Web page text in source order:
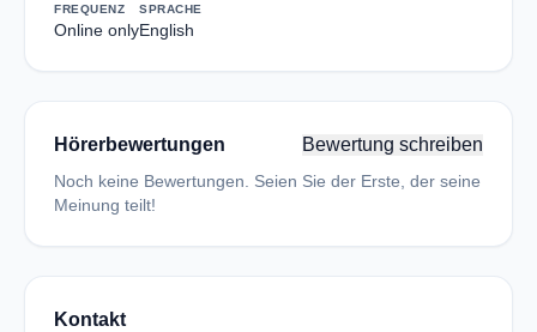
FREQUENZ
Online only
SPRACHE
English
Hörerbewertungen Bewertung schreiben
Noch keine Bewertungen. Seien Sie der Erste, der seine
Meinung teilt!
Kontakt